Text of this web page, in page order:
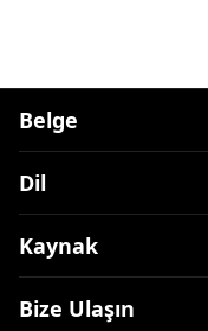
Belge
Dil
Kaynak
Bize Ulaşın